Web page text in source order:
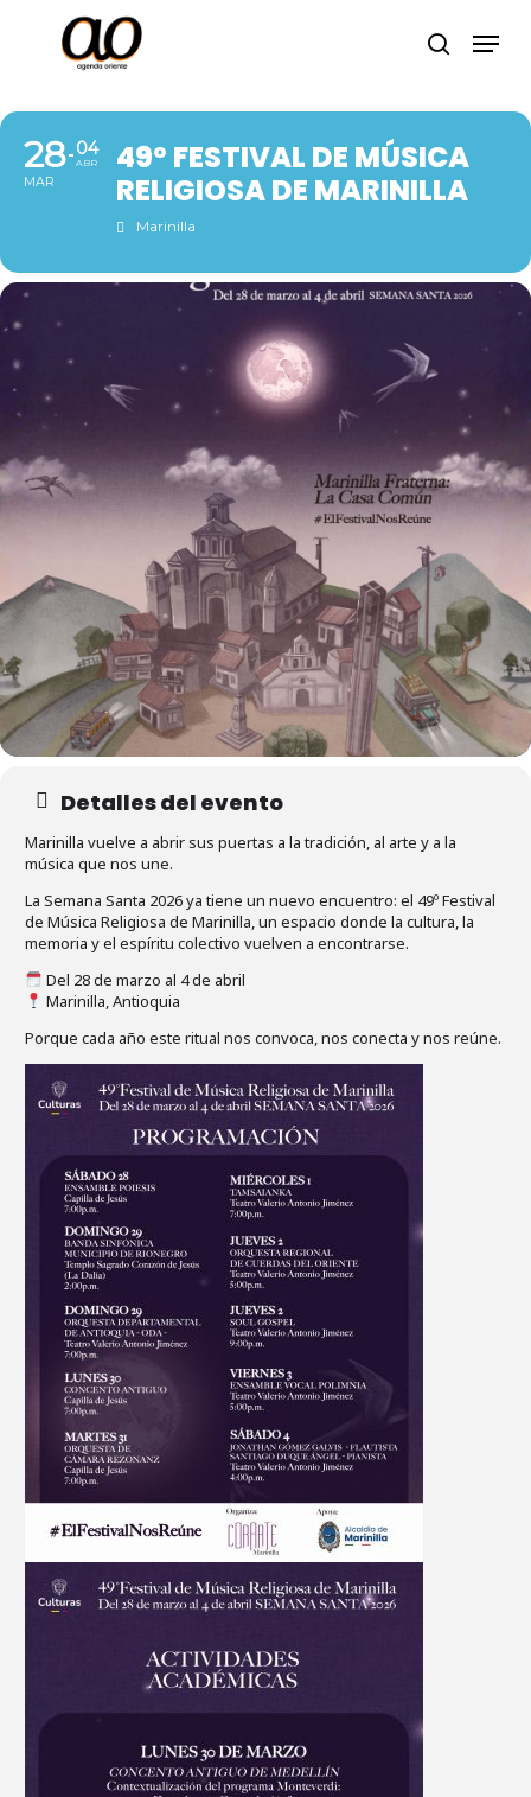
content
search
28
MAR
04
ABR
49º FESTIVAL DE MÚSICA
RELIGIOSA DE MARINILLA
Marinilla
Detalles del evento
Marinilla vuelve a abrir sus puertas a la tradición, al arte y a la
música que nos une.
La Semana Santa 2026 ya tiene un nuevo encuentro: el 49º Festival
de Música Religiosa de Marinilla, un espacio donde la cultura, la
memoria y el espíritu colectivo vuelven a encontrarse.
Del 28 de marzo al 4 de abril
Marinilla, Antioquia
Porque cada año este ritual nos convoca, nos conecta y nos reúne.